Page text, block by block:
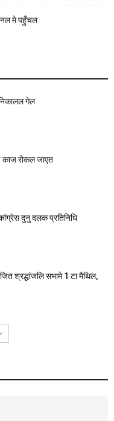
मे पहुँचल
गेल
काज रोकल जाएत
दुनु दलक प्रतिनिधि
श्रद्धांजलि सभामे 1 टा मैथिल,